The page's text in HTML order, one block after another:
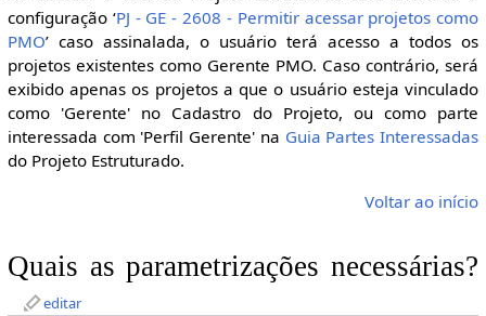
configuração ‘PJ - GE - 2608 - Permitir acessar projetos como
PMO’ caso assinalada, o usuário terá acesso a todos os
projetos existentes como Gerente PMO. Caso contrário, será
exibido apenas os projetos a que o usuário esteja vinculado
como 'Gerente' no Cadastro do Projeto, ou como parte
interessada com 'Perfil Gerente' na Guia Partes Interessadas
do Projeto Estruturado.
Voltar ao início
Quais as parametrizações necessárias?
editar